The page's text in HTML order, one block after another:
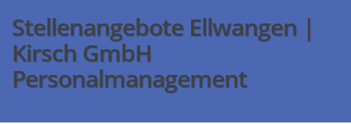
Stellenangebote Ellwangen |
Kirsch GmbH
Personalmanagement